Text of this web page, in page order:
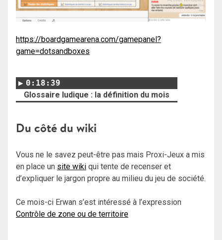
https://boardgamearena.com/gamepanel?
game=dotsandboxes
0:18:39
Glossaire ludique : la définition du mois
Du côté du wiki
Vous ne le savez peut-être pas mais Proxi-Jeux a mis
en place un site wiki qui tente de recenser et
d’expliquer le jargon propre au milieu du jeu de société.
Ce mois-ci Erwan s’est intéressé à l’expression
Contrôle de zone ou de territoire